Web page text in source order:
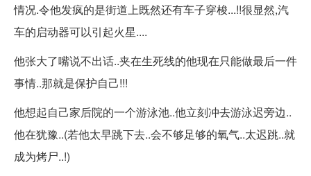
情况.令他发疯的是街道上既然还有车子穿梭...!!很显然,汽
车的启动器可以引起火星....
他张大了嘴说不出话..夹在生死线的他现在只能做最后一件
事情..那就是保护自己!!!
他想起自己家后院的一个游泳池..他立刻冲去游泳迟旁边..
他在犹豫..(若他太早跳下去..会不够足够的氧气..太迟跳..就
成为烤尸..!)